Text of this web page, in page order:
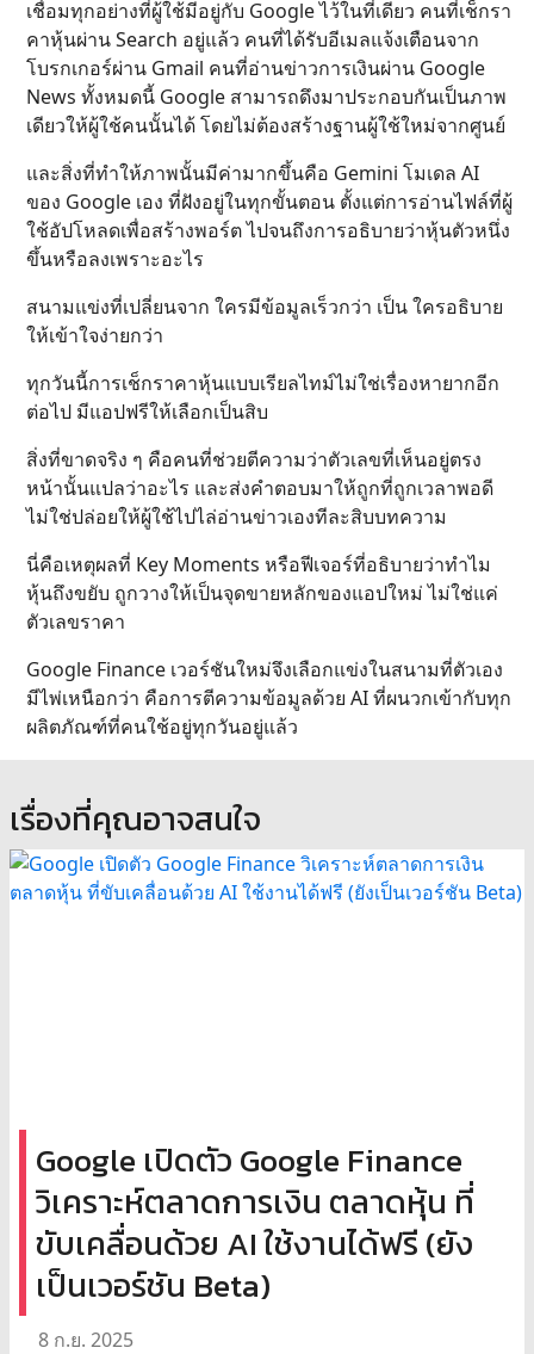
เชื่อมทุกอย่างที่ผู้ใช้มีอยู่กับ Google ไว้ในที่เดียว คนที่เช็กรา
คาหุ้นผ่าน Search อยู่แล้ว คนที่ได้รับอีเมลแจ้งเตือนจาก
โบรกเกอร์ผ่าน Gmail คนที่อ่านข่าวการเงินผ่าน Google
News ทั้งหมดนี้ Google สามารถดึงมาประกอบกันเป็นภาพ
เดียวให้ผู้ใช้คนนั้นได้ โดยไม่ต้องสร้างฐานผู้ใช้ใหม่จากศูนย์
และสิ่งที่ทำให้ภาพนั้นมีค่ามากขึ้นคือ Gemini โมเดล AI
ของ Google เอง ที่ฝังอยู่ในทุกขั้นตอน ตั้งแต่การอ่านไฟล์ที่ผู้
ใช้อัปโหลดเพื่อสร้างพอร์ต ไปจนถึงการอธิบายว่าหุ้นตัวหนึ่ง
ขึ้นหรือลงเพราะอะไร
สนามแข่งที่เปลี่ยนจาก ใครมีข้อมูลเร็วกว่า เป็น ใครอธิบาย
ให้เข้าใจง่ายกว่า
ทุกวันนี้การเช็กราคาหุ้นแบบเรียลไทม์ไม่ใช่เรื่องหายากอีก
ต่อไป มีแอปฟรีให้เลือกเป็นสิบ
สิ่งที่ขาดจริง ๆ คือคนที่ช่วยตีความว่าตัวเลขที่เห็นอยู่ตรง
หน้านั้นแปลว่าอะไร และส่งคำตอบมาให้ถูกที่ถูกเวลาพอดี
ไม่ใช่ปล่อยให้ผู้ใช้ไปไล่อ่านข่าวเองทีละสิบบทความ
นี่คือเหตุผลที่ Key Moments หรือฟีเจอร์ที่อธิบายว่าทำไม
หุ้นถึงขยับ ถูกวางให้เป็นจุดขายหลักของแอปใหม่ ไม่ใช่แค่
ตัวเลขราคา
Google Finance เวอร์ชันใหม่จึงเลือกแข่งในสนามที่ตัวเอง
มีไพ่เหนือกว่า คือการตีความข้อมูลด้วย AI ที่ผนวกเข้ากับทุก
ผลิตภัณฑ์ที่คนใช้อยู่ทุกวันอยู่แล้ว
เรื่องที่คุณอาจสนใจ
Google เปิดตัว Google Finance
วิเคราะห์ตลาดการเงิน ตลาดหุ้น ที่
ขับเคลื่อนด้วย AI ใช้งานได้ฟรี (ยัง
เป็นเวอร์ชัน Beta)
8 ก.ย. 2025